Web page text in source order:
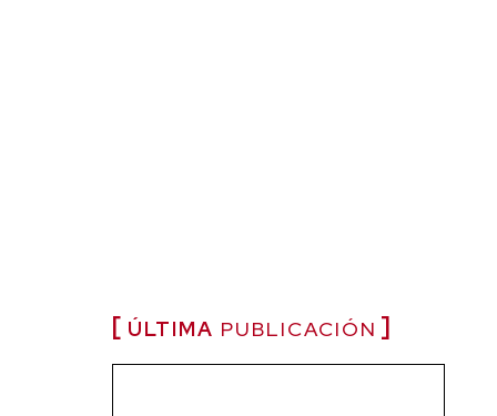
ÚLTIMA PUBLICACIÓN